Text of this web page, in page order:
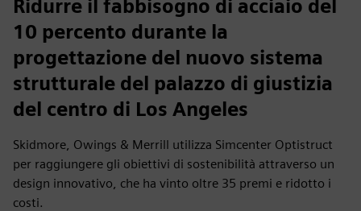
Ridurre il fabbisogno di acciaio del
10 percento durante la
progettazione del nuovo sistema
strutturale del palazzo di giustizia
del centro di Los Angeles
Skidmore, Owings & Merrill utilizza Simcenter Optistruct
per raggiungere gli obiettivi di sostenibilità attraverso un
design innovativo, che ha vinto oltre 35 premi e ridotto i
costi.